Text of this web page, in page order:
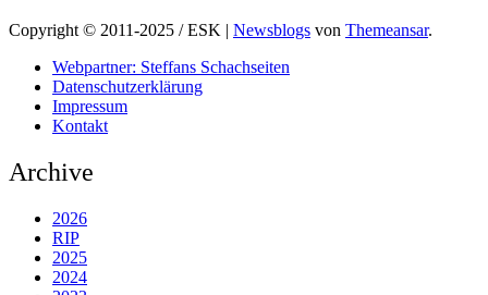
Copyright © 2011-2025 / ESK | Newsblogs von Themeansar.
Webpartner: Steffans Schachseiten
Datenschutzerklärung
Impressum
Kontakt
Archive
2026
RIP
2025
2024